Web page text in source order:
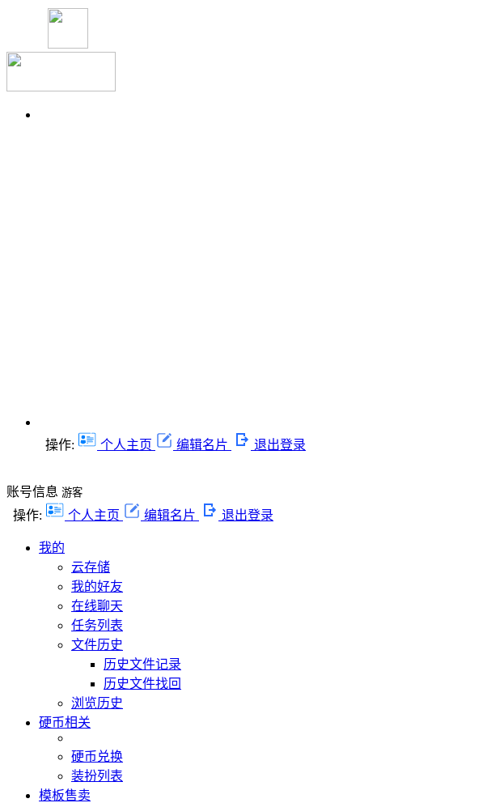
操作: 个人主页 编辑名片 退出登录
账号信息 游客
操作: 个人主页 编辑名片 退出登录
我的
云存储
我的好友
在线聊天
任务列表
文件历史
历史文件记录
历史文件找回
浏览历史
硬币相关
硬币兑换
装扮列表
模板售卖